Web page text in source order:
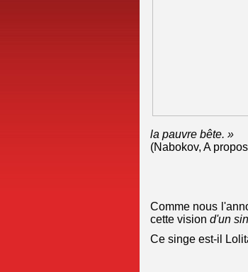
la pauvre bête. »
(Nabokov, A
Comme nous
cette vision d'un
Ce singe est-il